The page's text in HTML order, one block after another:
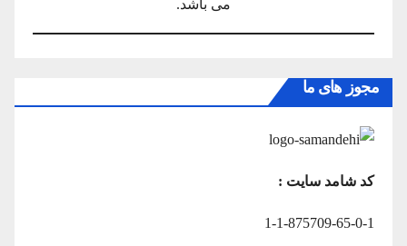
می باشد.
مجوز های ما
کد شامد سایت :
1-1-875709-65-0-1